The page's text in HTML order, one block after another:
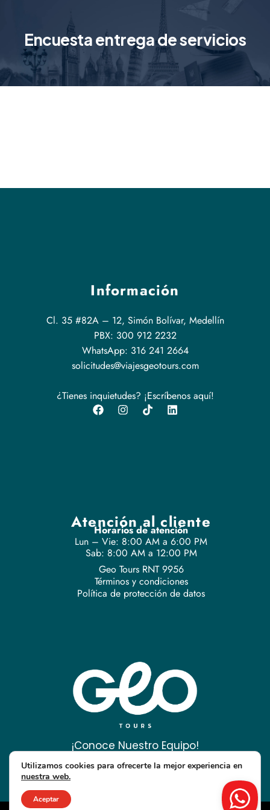
Encuesta entrega de servicios
¡Conoce Nuestro Equipo!
Información
Cl. 35 #82A – 12, Simón Bolívar, Medellín
PBX: 300 912 2232
WhatsApp: 316 241 2664
solicitudes@viajesgeotours.com
¿Tienes inquietudes? ¡Escríbenos aquí!
Atención al cliente
Horarios de atención
Lun – Vie: 8:00 AM a 6:00 PM
Sab: 8:00 AM a 12:00 PM
Geo Tours RNT 9956
Términos y condiciones
Política de protección de datos
Utilizamos cookies para ofrecerte la mejor experiencia en
nuestra web.
Aceptar